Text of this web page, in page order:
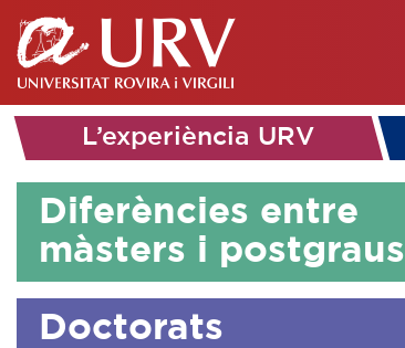
L’experiència URV
Diferències entre
màsters i postgraus
Doctorats